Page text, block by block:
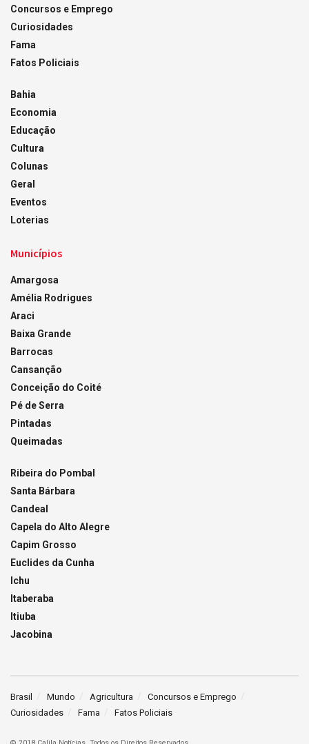
Concursos e Emprego
Curiosidades
Fama
Fatos Policiais
Bahia
Economia
Educação
Cultura
Colunas
Geral
Eventos
Loterias
Municípios
Amargosa
Amélia Rodrigues
Araci
Baixa Grande
Barrocas
Cansanção
Conceição do Coité
Pé de Serra
Pintadas
Queimadas
Ribeira do Pombal
Santa Bárbara
Candeal
Capela do Alto Alegre
Capim Grosso
Euclides da Cunha
Ichu
Itaberaba
Itiuba
Jacobina
Brasil Mundo Agricultura
Concursos e Emprego
Curiosidades
Fama Fatos Policiais